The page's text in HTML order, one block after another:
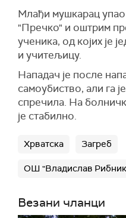
Млађи мушкарац
"Пречко" и оштрим
ученика, од којих је
и учитељицу.
Нападач је после
самоубиство, али га
спречила. На
је стабилно.
Хрватска Загреб
ОШ "Владислав
Везани чланци